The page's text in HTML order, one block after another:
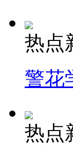
热点
警花
热点